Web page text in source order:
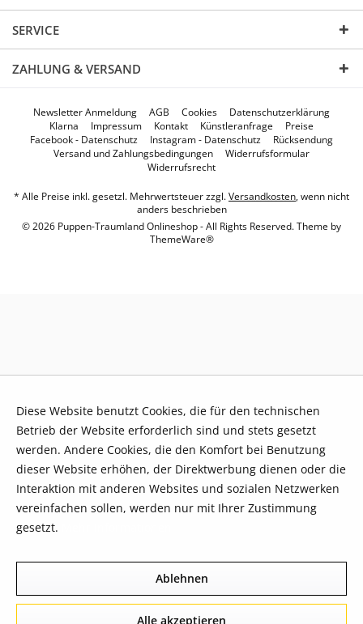
SERVICE
ZAHLUNG & VERSAND
Newsletter Anmeldung AGB Cookies
Datenschutzerklärung
Klarna
Impressum Kontakt Künstleranfrage
Preise
Facebook - Datenschutz
Instagram - Datenschutz
Rücksendung
Versand und Zahlungsbedingungen
Widerrufsformular
Widerrufsrecht
* Alle Preise inkl. gesetzl. Mehrwertsteuer zzgl.Versandkosten, wenn nicht
anders beschrieben
© 2026 Puppen-Traumland Onlineshop - All Rights Reserved. Theme by
ThemeWare®
Diese Website benutzt Cookies, die für den technischen
Betrieb der Website erforderlich sind und stets gesetzt
werden. Andere Cookies, die den Komfort bei Benutzung
dieser Website erhöhen, der Direktwerbung dienen oder die
Interaktion mit anderen Websites und sozialen Netzwerken
vereinfachen sollen, werden nur mit Ihrer Zustimmung
gesetzt.
Ablehnen
Alle akzeptieren